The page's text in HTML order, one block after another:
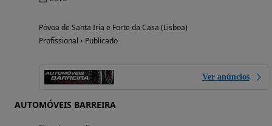
Póvoa de Santa Iria e Forte da Casa (Lisboa)
Profissional • Publicado
Ver anúncios
AUTOMÓVEIS BARREIRA